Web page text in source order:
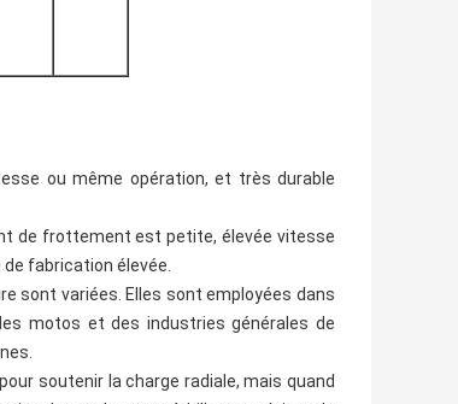
ou même opération, et très durable
de frottement est petite, élevée vitesse
fabrication élevée.
sont variées. Elles sont employées dans
motos et des industries générales de
soutenir la charge radiale, mais quand